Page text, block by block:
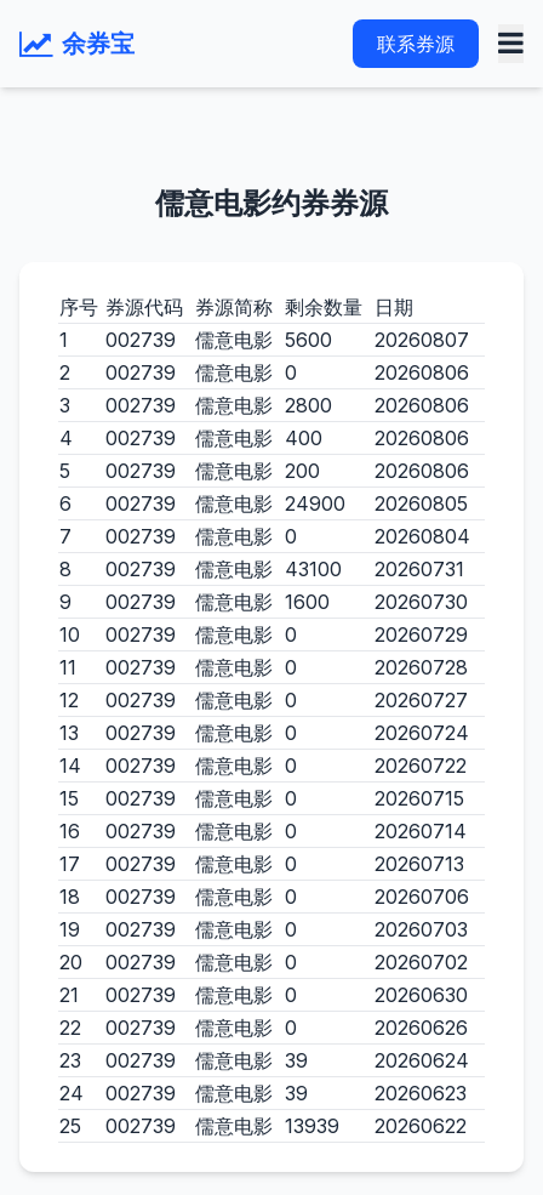
余券宝 联系券源
儒意电影约券券源
序号 券源代码 券源简称 剩余数量 日期
1
002739 儒意电影 5600
20260807
2
002739 儒意电影 0
20260806
3
002739 儒意电影 2800
20260806
4
002739 儒意电影 400
20260806
5
002739 儒意电影 200
20260806
6
002739 儒意电影 24900
20260805
7
002739 儒意电影 0
20260804
8
002739 儒意电影 43100
20260731
9
002739 儒意电影 1600
20260730
10
002739 儒意电影 0
20260729
11
002739 儒意电影 0
20260728
12
002739 儒意电影 0
20260727
13
002739 儒意电影 0
20260724
14
002739 儒意电影 0
20260722
15
002739 儒意电影 0
20260715
16
002739 儒意电影 0
20260714
17
002739 儒意电影 0
20260713
18
002739 儒意电影 0
20260706
19
002739 儒意电影 0
20260703
20
002739 儒意电影 0
20260702
21
002739 儒意电影 0
20260630
22
002739 儒意电影 0
20260626
23
002739 儒意电影 39
20260624
24
002739 儒意电影 39
20260623
25
002739 儒意电影 13939 20260622